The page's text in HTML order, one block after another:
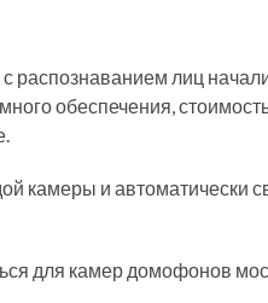
распознаванием лиц
обеспечения,
камеры и автоматически
для камер домофонов